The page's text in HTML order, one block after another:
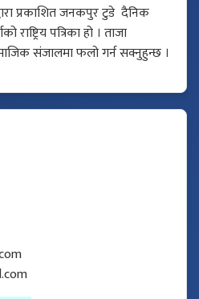
प्रकाशित जनकपुर टुडे दैनिक
राष्ट्रिय पत्रिका हो । ताजा
संजालमा फलो गर्न सक्नुहुन्छ ।